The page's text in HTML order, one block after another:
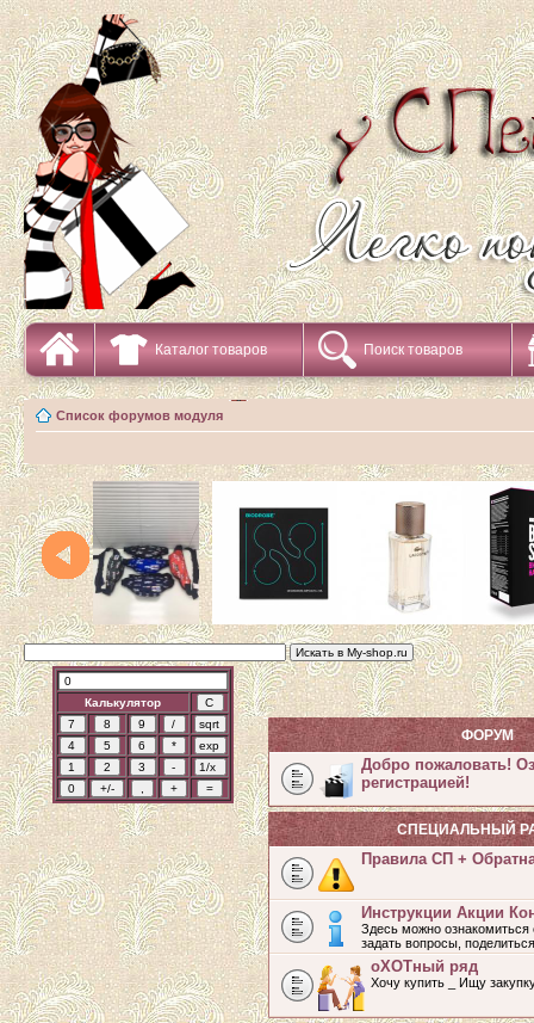
Каталог товаров Поиск товаров
Список форумов модуля
Калькулятор
ФОРУМ
Добро пожаловать!
регистрацией!
СПЕЦИАЛЬНЫЙ
Правила СП +
Инструкции Акции
Здесь можно
задать вопросы,
оХОТный ряд
Хочу купить _ Ищу